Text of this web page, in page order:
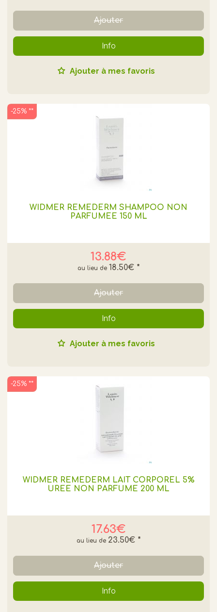
Ajouter
Info
Ajouter à mes favoris
WIDMER REMEDERM SHAMPOO NON
PARFUMEE 150 ML
13.88€
18.50€ *
-25% **
Ajouter
Info
Ajouter à mes favoris
WIDMER REMEDERM LAIT CORPOREL 5%
UREE NON PARFUME 200 ML
17.63€
23.50€ *
-25% **
Ajouter
Info